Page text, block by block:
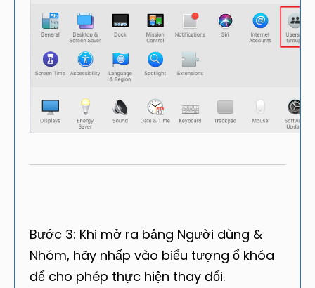
Bước 3: Khi mở ra bảng Người dùng &
Nhóm, hãy nhấp vào biểu tượng ổ khóa
để cho phép thực hiện thay đổi.